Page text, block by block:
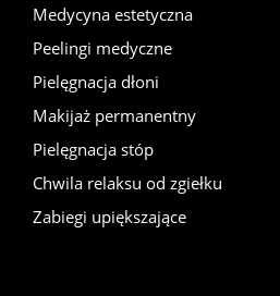
Medycyna estetyczna
Peelingi medyczne
Pielęgnacja dłoni
Makijaż permanentny
Pielęgnacja stóp
Chwila relaksu od zgiełku
Zabiegi upiększające